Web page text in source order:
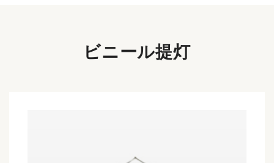
ビニール提灯